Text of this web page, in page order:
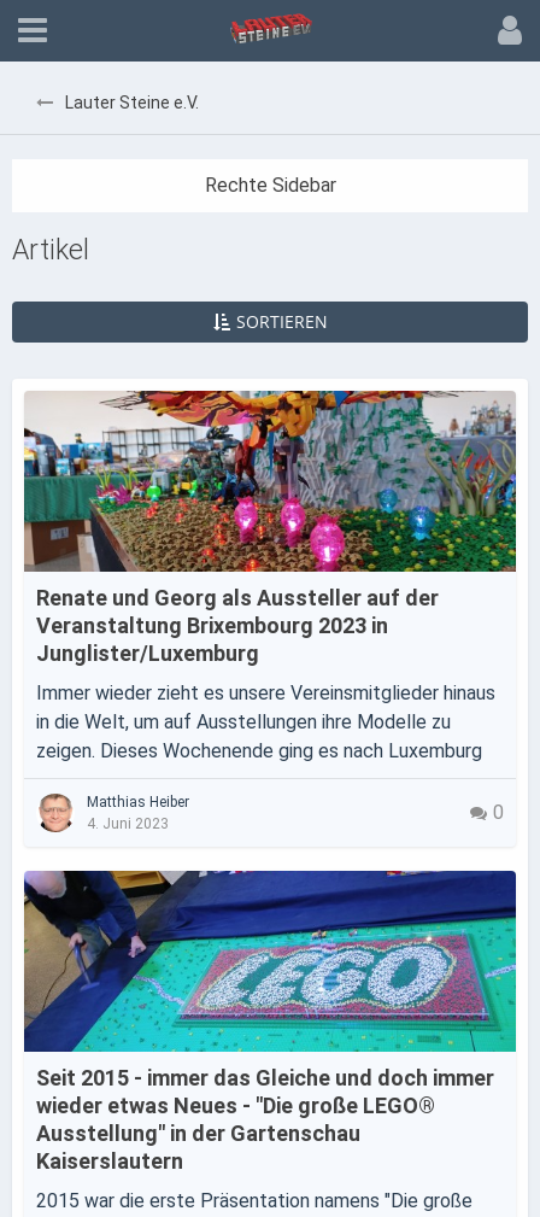
Lauter Steine e.V.
Artikel
SORTIEREN
Renate und Georg als Aussteller auf der
Veranstaltung Brixembourg 2023 in
Junglister/Luxemburg
Immer wieder zieht es unsere Vereinsmitglieder hinaus
in die Welt, um auf Ausstellungen ihre Modelle zu
zeigen. Dieses Wochenende ging es nach Luxemburg
Matthias Heiber
4. Juni 2023
0
Seit 2015 - immer das Gleiche und doch immer
wieder etwas Neues - "Die große LEGO®
Ausstellung" in der Gartenschau
Kaiserslautern
2015 war die erste Präsentation namens "Die große